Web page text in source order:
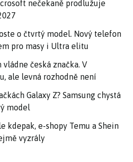
nečekaně prodlužuje
o čtvrtý model. Nový telefon
pro masy i Ultra elitu
česká značka. V
ale levná rozhodně není
Galaxy Z? Samsung chystá
model
kdepak, e-shopy Temu a Shein
vyzrály